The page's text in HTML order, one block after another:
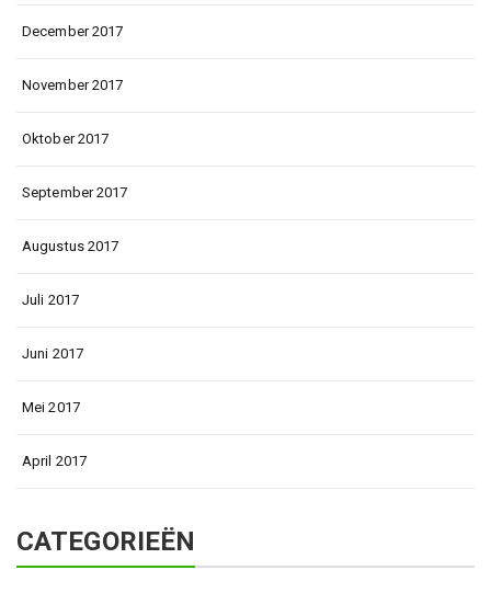
December 2017
November 2017
Oktober 2017
September 2017
Augustus 2017
Juli 2017
Juni 2017
Mei 2017
April 2017
CATEGORIEËN